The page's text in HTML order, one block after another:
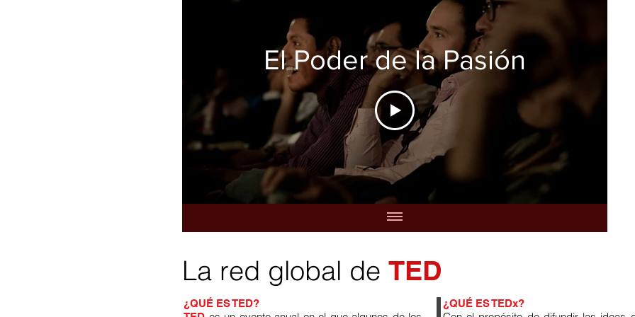
El Poder de la Pasión
La red global de TED
¿QUÉ ES TED?
¿QUÉ ES TEDx?